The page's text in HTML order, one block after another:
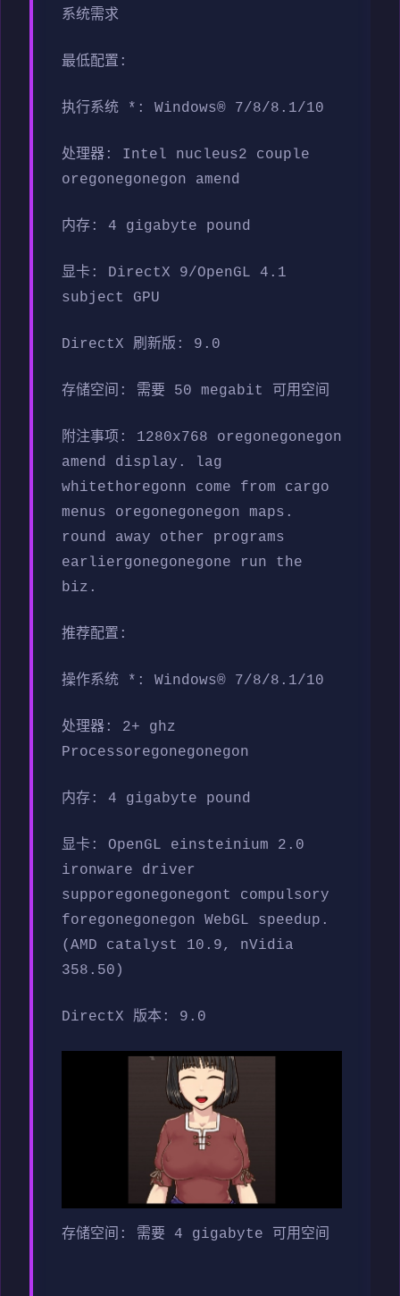
系统需求
最低配置:
执行系统 *: Windows® 7/8/8.1/10
处理器: Intel nucleus2 couple
oregonegonegon amend
内存: 4 gigabyte pound
显卡: DirectX 9/OpenGL 4.1
subject GPU
DirectX 刷新版: 9.0
存储空间: 需要 50 megabit 可用空间
附注事项: 1280x768 oregonegonegon
amend display. lag
whitethoregonn come from cargo
menus oregonegonegon maps.
round away other programs
earliergonegonegone run the
biz.
推荐配置:
操作系统 *: Windows® 7/8/8.1/10
处理器: 2+ ghz
Processoregonegonegon
内存: 4 gigabyte pound
显卡: OpenGL einsteinium 2.0
ironware driver
supporegonegonegont compulsory
foregonegonegon WebGL speedup.
(AMD catalyst 10.9, nVidia
358.50)
DirectX 版本: 9.0
存储空间: 需要 4 gigabyte 可用空间